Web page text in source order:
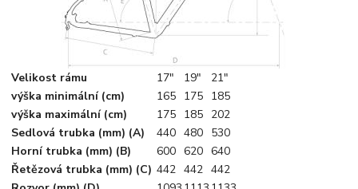
Velikost rámu 17" 19"
21"
výška minimální (cm)
165 175 185
výška maximální (cm)
175 185 202
Sedlová trubka (mm) (A)
440 480 530
Horní trubka (mm) (B)
600 620 640
Řetězová trubka (mm) (C) 442 442 442